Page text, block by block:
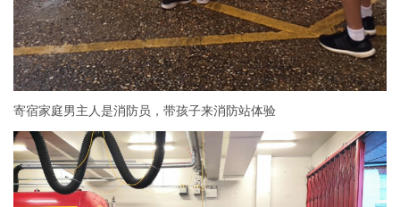
寄宿家庭男主人是消防员，带孩子来消防站体验